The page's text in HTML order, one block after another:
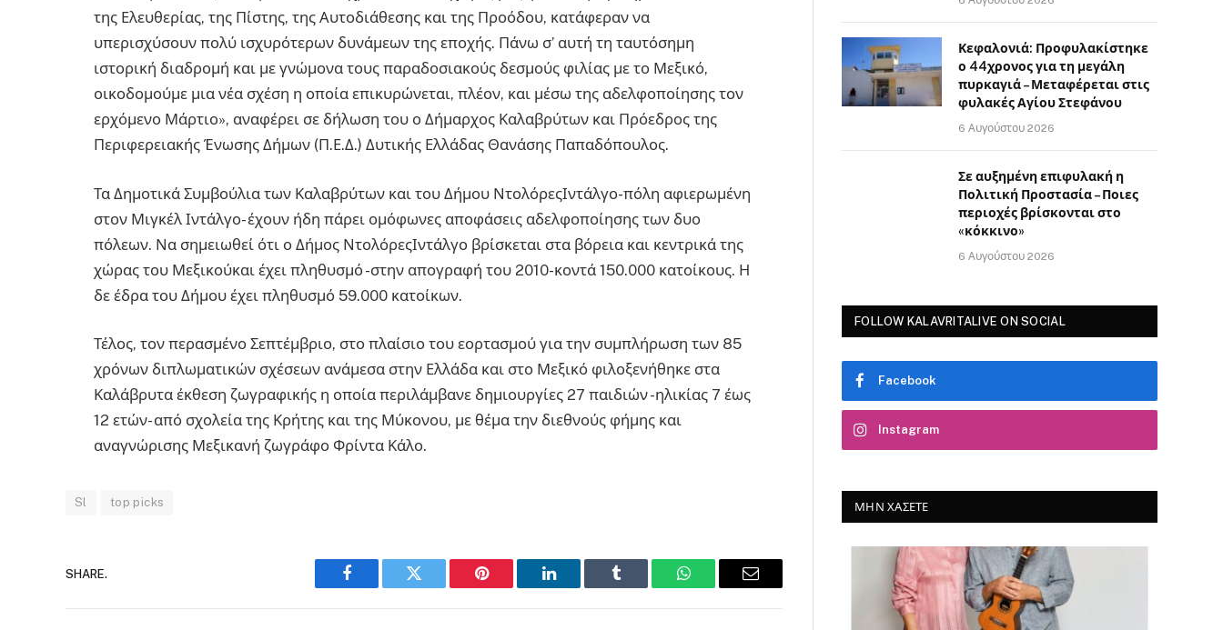
της Ελευθερίας, της Πίστης, της Αυτοδιάθεσης και της Προόδου, κατάφεραν να
υπερισχύσουν πολύ ισχυρότερων δυνάμεων της εποχής. Πάνω σ’ αυτή τη ταυτόσημη
ιστορική διαδρομή και με γνώμονα τους παραδοσιακούς δεσμούς φιλίας με το Μεξικό,
οικοδομούμε μια νέα σχέση η οποία επικυρώνεται, πλέον, και μέσω της αδελφοποίησης τον
ερχόμενο Μάρτιο», αναφέρει σε δήλωση του ο Δήμαρχος Καλαβρύτων και Πρόεδρος της
Περιφερειακής Ένωσης Δήμων (Π.Ε.Δ.) Δυτικής Ελλάδας Θανάσης Παπαδόπουλος.
Τα Δημοτικά Συμβούλια των Καλαβρύτων και του Δήμου ΝτολόρεςΙντάλγο-πόλη αφιερωμένη
στον Μιγκέλ Ιντάλγο- έχουν ήδη πάρει ομόφωνες αποφάσεις αδελφοποίησης των δυο
πόλεων. Να σημειωθεί ότι ο Δήμος ΝτολόρεςΙντάλγο βρίσκεται στα βόρεια και κεντρικά της
χώρας του Μεξικούκαι έχει πληθυσμό -στην απογραφή του 2010-κοντά 150.000 κατοίκους. Η
δε έδρα του Δήμου έχει πληθυσμό 59.000 κατοίκων.
Τέλος, τον περασμένο Σεπτέμβριο, στο πλαίσιο του εορτασμού για την συμπλήρωση των 85
χρόνων διπλωματικών σχέσεων ανάμεσα στην Ελλάδα και στο Μεξικό φιλοξενήθηκε στα
Καλάβρυτα έκθεση ζωγραφικής η οποία περιλάμβανε δημιουργίες 27 παιδιών -ηλικίας 7 έως
12 ετών- από σχολεία της Κρήτης και της Μύκονου, με θέμα την διεθνούς φήμης και
αναγνώρισης Μεξικανή ζωγράφο Φρίντα Κάλο.
Sl top picks
SHARE.
Facebook Twitter Pinterest LinkedIn Tumblr WhatsAppEmail
Κεφαλονιά: Προφυλακίστηκε
ο 44χρονος για τη μεγάλη
πυρκαγιά – Μεταφέρεται στις
φυλακές Αγίου Στεφάνου
6 Αυγούστου 2026
Σε αυξημένη επιφυλακή η
Πολιτική Προστασία – Ποιες
περιοχές βρίσκονται στο
«κόκκινο»
6 Αυγούστου 2026
FOLLOW KALAVRITALIVE ON SOCIAL
Facebook
Instagram
ΜΗΝ ΧΆΣΕΤΕ